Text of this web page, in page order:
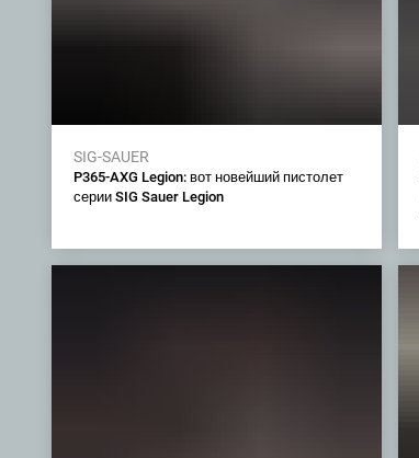
SIG-SAUER
P365-AXG Legion: вот новейший пистолет
серии SIG Sauer Legion